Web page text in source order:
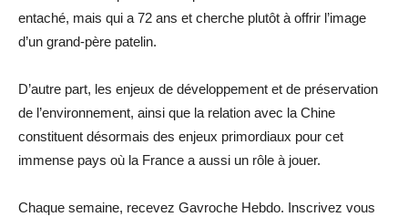
entaché, mais qui a 72 ans et cherche plutôt à offrir l’image
d’un grand-père patelin.
D’autre part, les enjeux de développement et de préservation
de l’environnement, ainsi que la relation avec la Chine
constituent désormais des enjeux primordiaux pour cet
immense pays où la France a aussi un rôle à jouer.
Chaque semaine, recevez Gavroche Hebdo. Inscrivez vous